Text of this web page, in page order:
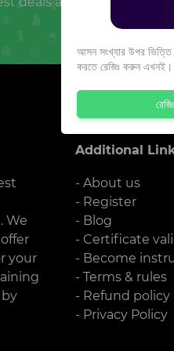
We
your
Additional
- About us
- Register
- Blog
- Certificate
- Become
- Terms & rules
- Refund policy
- Privacy Policy
আসন সংখ্যার উপর ভিত্তি
করতে রেজিঃ করুন এখনই।